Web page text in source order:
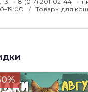
Товары для